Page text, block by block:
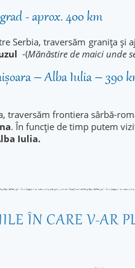
- aprox. 400 km
Serbia, traversăm granița și
-(Mănăstire de maici unde
– Alba Iulia – 390
traversăm frontiera sârbă-
. În funcție de timp putem
Iulia.
ÎN CARE V-AR